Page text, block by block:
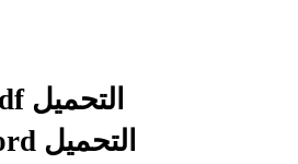
التحميل pdf
التحميل word